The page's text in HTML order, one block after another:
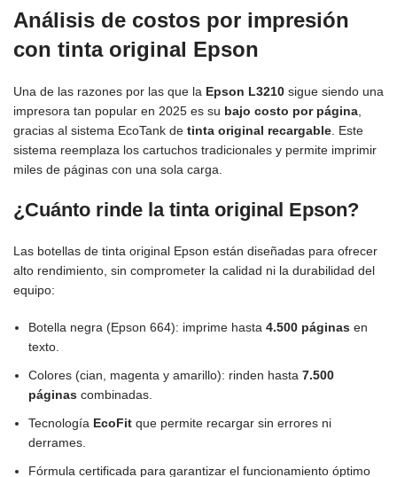
Análisis de costos por impresión
con tinta original Epson
Una de las razones por las que la Epson L3210 sigue siendo una
impresora tan popular en 2025 es su bajo costo por página
gracias al sistema EcoTank de tinta original recargable . Este
sistema reemplaza los cartuchos tradicionales y permite imprimir
miles de páginas con una sola carga.
¿Cuánto rinde la tinta original Epson?
Las botellas de tinta original Epson están diseñadas para ofrecer
alto rendimiento, sin comprometer la calidad ni la durabilidad del
equipo:
Botella negra (Epson 664): imprime hasta 4.500 páginas en
texto.
Colores (cian, magenta y amarillo): rinden hasta 7.500
páginas combinadas.
Tecnología EcoFit que permite recargar sin errores ni
derrames.
Fórmula certificada para garantizar el funcionamiento óptimo